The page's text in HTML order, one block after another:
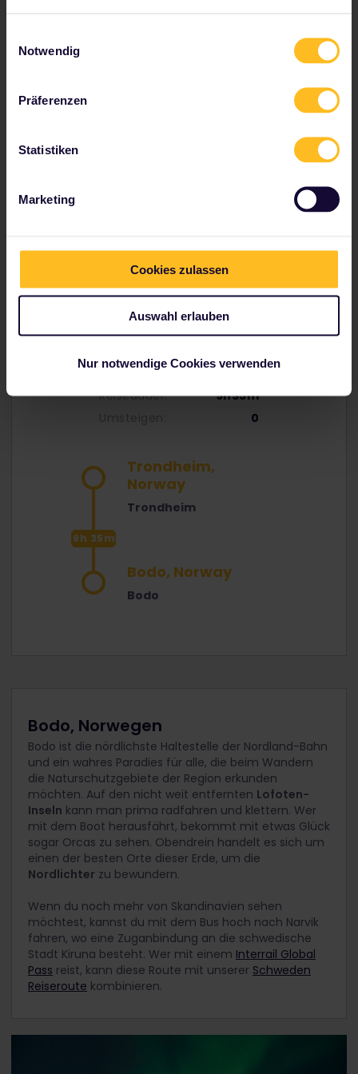
Notwendig
Präferenzen
Statistiken
Marketing
Cookies zulassen
Auswahl erlauben
Nur notwendige Cookies verwenden
Reisedauer:
9h35m
0
Trondheim,
Norway
Trondheim
9h 35m
Bodo, Norway
Bodo
Bodo, Norwegen
Bodo ist die nördlichste Haltestelle der Nordland-Bahn
und ein wahres Paradies für alle, die beim Wandern
die Naturschutzgebiete der Region erkunden
möchten. Auf den nicht weit entfernten Lofoten-
Inseln kann man prima radfahren und klettern. Wer
mit dem Boot herausfährt, bekommt mit etwas Glück
sogar Orcas zu sehen. Obendrein handelt es sich um
einen der besten Orte dieser Erde, um die
Nordlichter zu bewundern.
Wenn du noch mehr von Skandinavien sehen
möchtest, kannst du mit dem Bus hoch nach Narvik
fahren, wo eine Zuganbindung an die schwedische
Stadt Kiruna besteht. Wer mit einem Interrail Global
Pass reist, kann diese Route mit unserer Schweden
Reiseroute kombinieren.